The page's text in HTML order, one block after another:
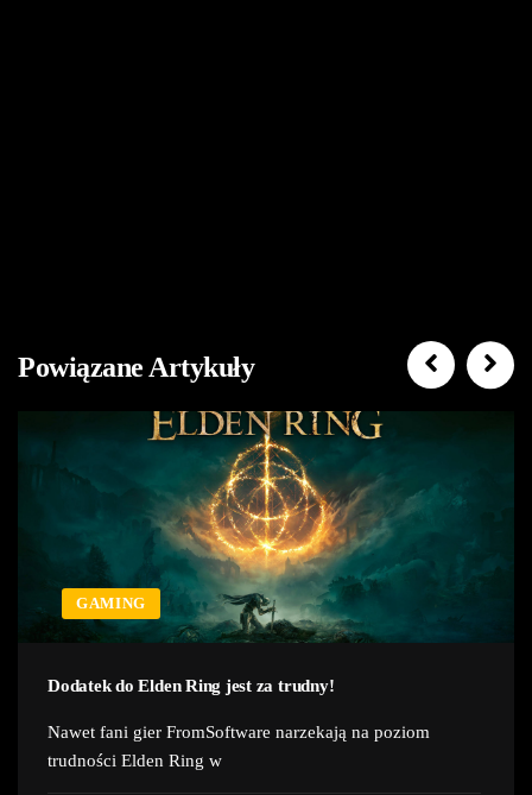
Powiązane Artykuły
GAMING
Dodatek do Elden Ring jest za trudny!
Nawet fani gier FromSoftware narzekają na poziom
trudności Elden Ring w